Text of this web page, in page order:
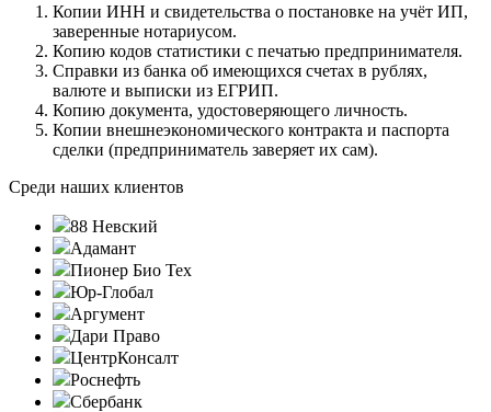
Копии ИНН и свидетельства о постановке на учёт ИП,
заверенные нотариусом.
Копию кодов статистики с печатью предпринимателя.
Справки из банка об имеющихся счетах в рублях,
валюте и выписки из ЕГРИП.
Копию документа, удостоверяющего личность.
Копии внешнеэкономического контракта и паспорта
сделки (предприниматель заверяет их сам).
Среди наших клиентов
88 Невский
Адамант
Пионер Био Тех
Юр-Глобал
Аргумент
Дари Право
ЦентрКонсалт
Роснефть
Сбербанк